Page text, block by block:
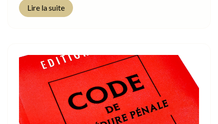
Lire la suite